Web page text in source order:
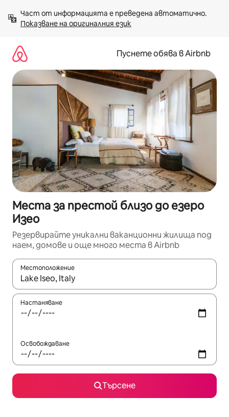
към
съдържанието
Показване на оригиналния език
Пуснете обява в Airbnb
Места за престой близо до езеро
Изео
Резервирайте уникални ваканционни жилища под
наем, домове и още много места в Airbnb
Местоположение
Когато резултатите се покажат, използвайте
Настаняване
Освобождаване
Търсене